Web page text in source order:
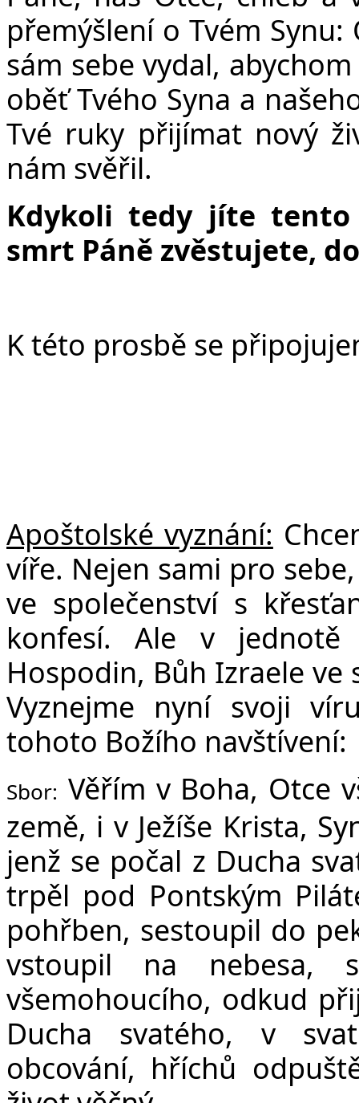
přemýšlení o Tvém
sám sebe vydal,
oběť Tvého Syna a
Tvé ruky přijímat nový
nám svěřil.
Kdykoli tedy jíte
smrt Páně zvěstujete,
K této prosbě se
Apoštolské vyznání: C
víře. Nejen sami pro
ve společenství s
konfesí. Ale v
Hospodin, Bůh Izraele
Vyznejme nyní svoji
tohoto Božího navštívení:
Sbor: Věřím v Boha, Otce
země, i v Ježíše Krista,
jenž se počal z Ducha
trpěl pod Pontským
pohřben, sestoupil do
vstoupil na nebesa,
všemohoucího, odkud
Ducha svatého, v
obcování, hříchů